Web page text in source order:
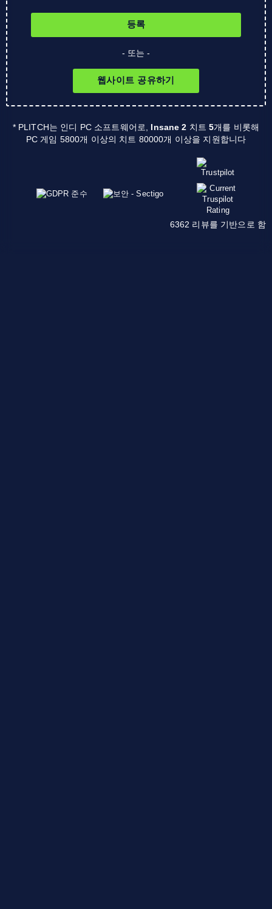
등록
- 또는 -
웹사이트 공유하기
* PLITCH는 인디 PC 소프트웨어로, Insane 2 치트5개를 비롯해
PC 게임 5800개 이상의 치트 80000개 이상을 지원합니다
6362 리뷰를 기반으로 함